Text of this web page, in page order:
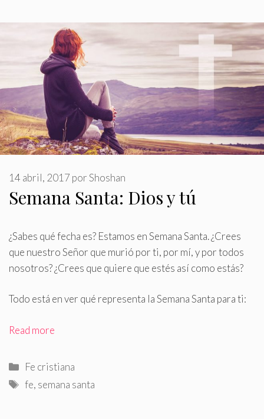
Semana Santa: Dios y tú
14 abril, 2017 porShoshan
¿Sabes qué fecha es? Estamos en Semana Santa.¿Crees
que nuestro Señor que murió por ti, por mí, y por todos
nosotros? ¿Crees que quiere que estés así como estás?
Todo está en ver qué representa la Semana Santa para ti:
Read more
Categorías
Fe cristiana
Etiquetas
fe, semana santa